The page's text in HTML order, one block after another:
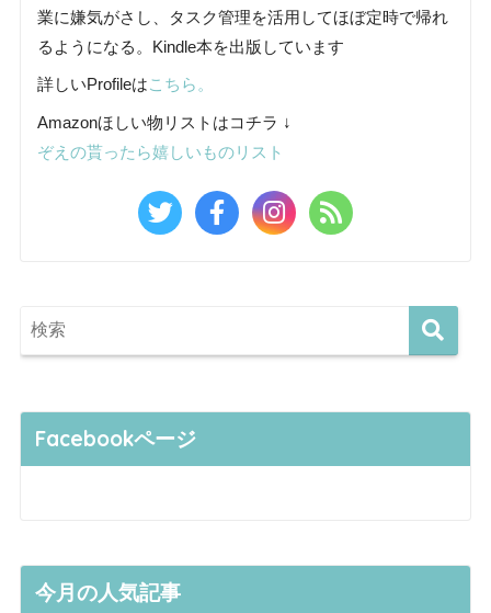
業に嫌気がさし、タスク管理を活用してほぼ定時で帰れ
るようになる。Kindle本を出版しています
詳しいProfileはこちら。
Amazonほしい物リストはコチラ ↓
ぞえの貰ったら嬉しいものリスト
Facebookページ
今月の人気記事